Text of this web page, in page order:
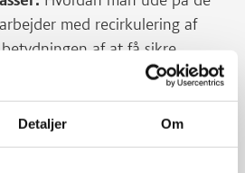
Detaljer Om
med recirkulering af
af at få sikre
retur fra byerne.
kan så og luge, har lettet